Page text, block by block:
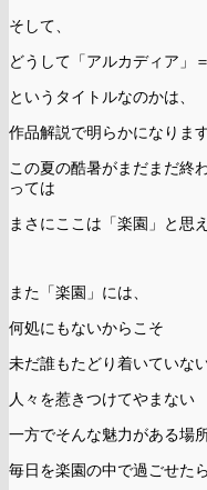
そして、
どうして「アルカディア」
というタイトルなのかは、
作品解説で明らかになります
この夏の酷暑がまだまだ終
っては
まさにここは「楽園」と思
また「楽園」には、
何処にもないからこそ
未だ誰もたどり着いていな
人々を惹きつけてやまない
一方でそんな魅力がある場
毎日を楽園の中で過ごせた